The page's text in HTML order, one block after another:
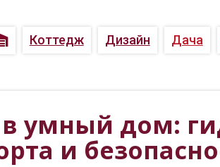
Коттедж Дизайн Дача
в умный дом:
и